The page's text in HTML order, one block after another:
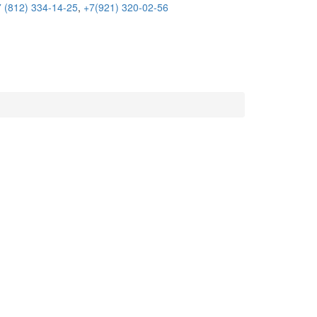
(812) 334-14-25, +7(921) 320-02-56